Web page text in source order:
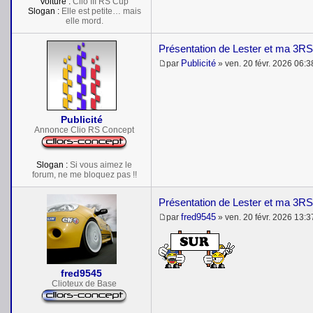
Slogan :Elle est petite… mais
elle mord.
Publicité
Annonce Clio RS Concept
Slogan : Si vous aimez le
forum, ne me bloquez pas !!
Présentation de Lester et ma 3RS
M
par Publicité » ven. 20 févr. 2026
fred9545
Clioteux de Base
Présentation de Lester et ma 3RS
M
e
s
s
a
par fred9545 » ven. 20 févr. 2026